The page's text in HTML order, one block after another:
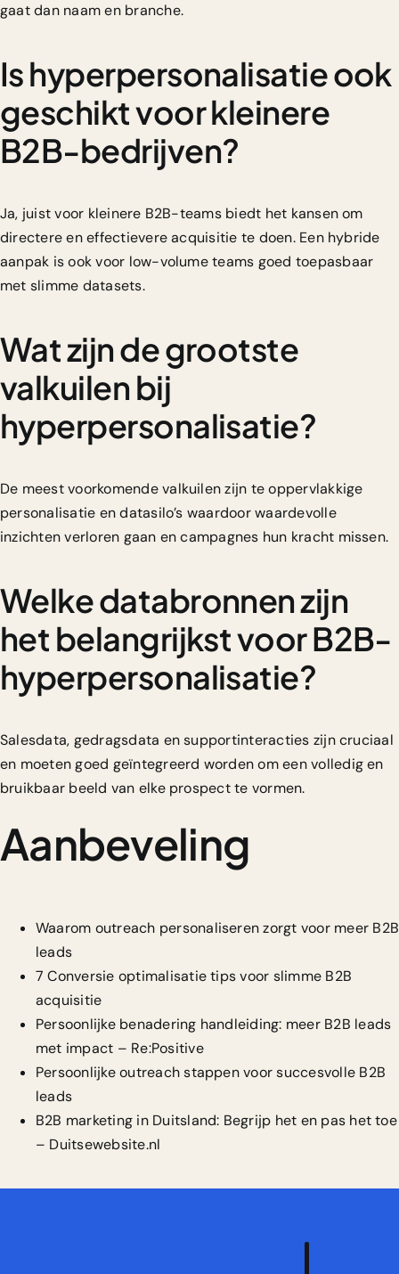
gaat dan naam en branche.
Is hyperpersonalisatie ook
geschikt voor kleinere
B2B-bedrijven?
Ja, juist voor kleinere B2B-teams biedt het kansen om
directere en effectievere acquisitie te doen. Een hybride
aanpak is ook voor low-volume teams goed toepasbaar
met slimme datasets.
Wat zijn de grootste
valkuilen bij
hyperpersonalisatie?
De meest voorkomende valkuilen zijn te oppervlakkige
personalisatie en datasilo’s waardoor waardevolle
inzichten verloren gaan en campagnes hun kracht missen.
Welke databronnen zijn
het belangrijkst voor B2B-
hyperpersonalisatie?
Salesdata, gedragsdata en supportinteracties zijn cruciaal
en moeten goed geïntegreerd worden om een volledig en
bruikbaar beeld van elke prospect te vormen.
Aanbeveling
Waarom outreach personaliseren zorgt voor meer B2B
leads
7 Conversie optimalisatie tips voor slimme B2B
acquisitie
Persoonlijke benadering handleiding: meer B2B leads
met impact – Re:Positive
Persoonlijke outreach stappen voor succesvolle B2B
leads
B2B marketing in Duitsland: Begrijp het en pas het toe
– Duitsewebsite.nl